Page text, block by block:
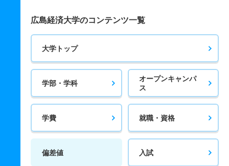
広島経済大学のコンテンツ一覧
大学トップ
学部・学科
オープンキャンパ
ス
学費 就職・資格
偏差値 入試